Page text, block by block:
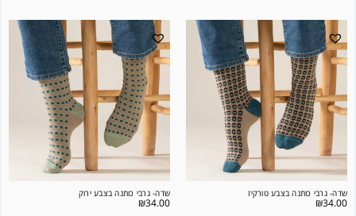
שדה- גרבי כותנה בצבע טורקיז
₪34.00
שדה- גרבי כותנה בצבע ירוק
₪34.00